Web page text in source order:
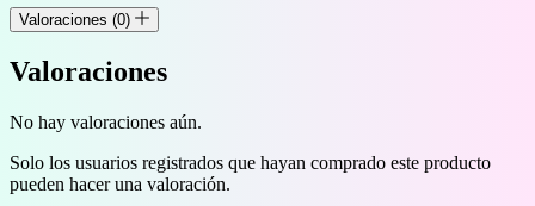
Valoraciones (0)
Valoraciones
No hay valoraciones aún.
Solo los usuarios registrados que hayan comprado este producto
pueden hacer una valoración.